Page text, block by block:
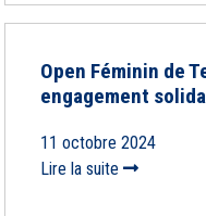
Open Féminin de
engagement
11 octobre 2024
Lire la suite